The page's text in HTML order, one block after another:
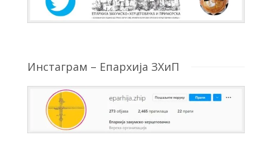
Инстаграм – Епархија ЗХиП